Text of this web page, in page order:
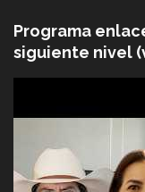
Programa
siguiente nivel